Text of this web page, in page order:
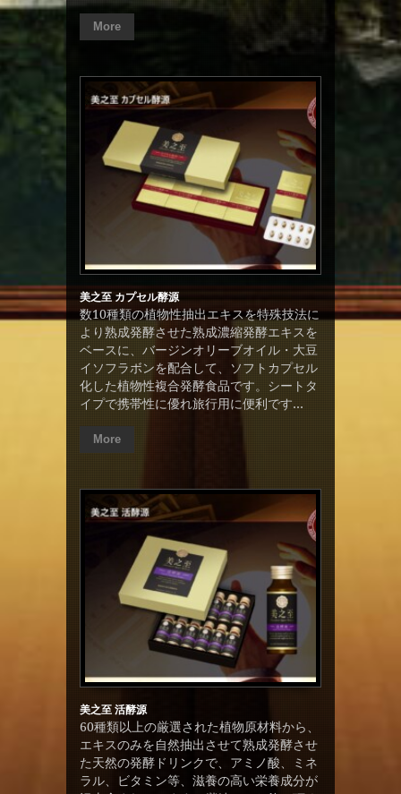
More
美之至 カプセル酵源
数10種類の植物性抽出エキスを特殊技法に
より熟成発酵させた熟成濃縮発酵エキスを
ベースに、バージンオリーブオイル・大豆
イソフラボンを配合して、ソフトカプセル
化した植物性複合発酵食品です。シートタ
イプで携帯性に優れ旅行用に便利です...
More
美之至 活酵源
60種類以上の厳選された植物原材料から、
エキスのみを自然抽出させて熟成発酵させ
た天然の発酵ドリンクで、アミノ酸、ミネ
ラル、ビタミン等、滋養の高い栄養成分が